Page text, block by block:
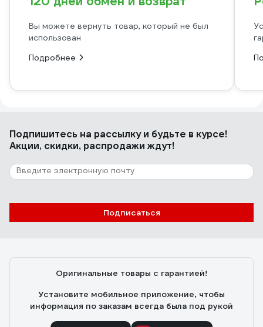
Вы можете вернуть товар, который не был
использован
Подробнее
Подпишитесь на рассылкуи будьте в курсе!
Акции, скидки, распродажи ждут!
Подписаться
Оригинальные товары с гарантией!
Установите мобильное приложение, чтобы
информация по заказам всегда была под рукой